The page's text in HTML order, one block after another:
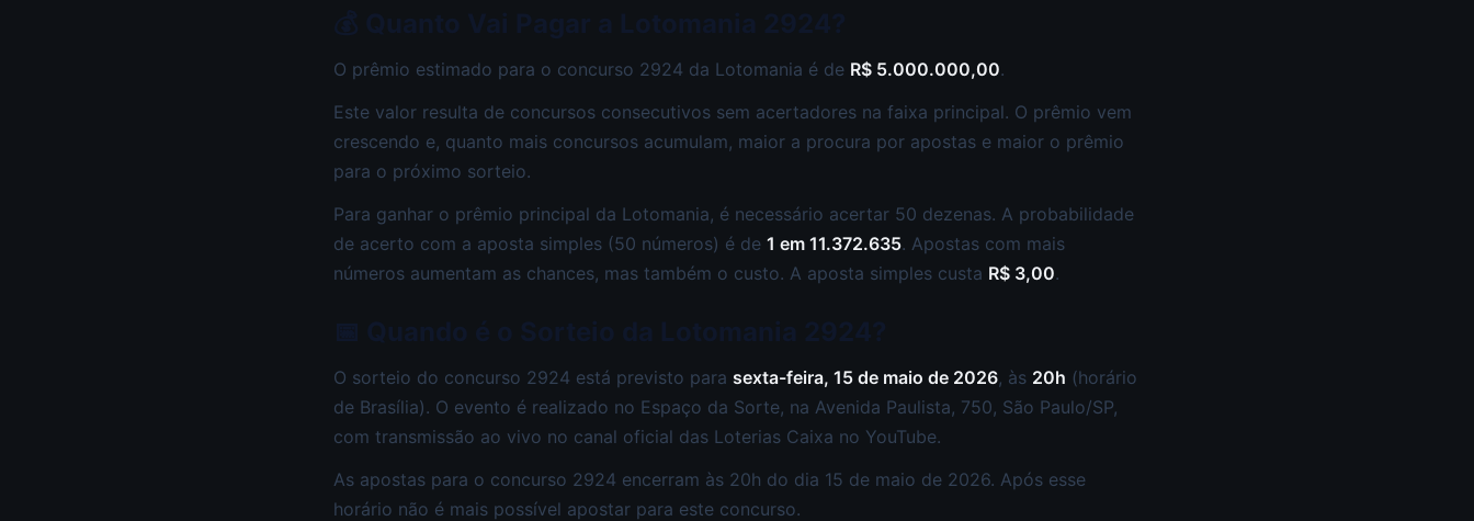
O prêmio estimado para o concurso 2924 da Lotomania é de R$ 5.000.000,00.
Este valor resulta de concursos consecutivos sem acertadores na faixa principal. O prêmio vem
crescendo e, quanto mais concursos acumulam, maior a procura por apostas e maior o prêmio
para o próximo sorteio.
Para ganhar o prêmio principal da Lotomania, é necessário acertar 50 dezenas. A probabilidade
de acerto com a aposta simples (50 números) é de 1 em 11.372.635. Apostas com mais
números aumentam as chances, mas também o custo. A aposta simples custa R$ 3,00.
O sorteio do concurso 2924 está previsto para sexta-feira, 15 de maio de 2026, às 20h (horário
de Brasília). O evento é realizado no Espaço da Sorte, na Avenida Paulista, 750, São Paulo/SP,
com transmissão ao vivo no canal oficial das Loterias Caixa no YouTube.
As apostas para o concurso 2924 encerram às 20h do dia 15 de maio de 2026. Após esse
horário não é mais possível apostar para este concurso.